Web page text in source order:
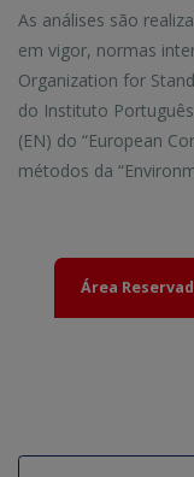
As análises são
em vigor, normas
Organization for
do Instituto
(EN) do “European
métodos da
Área